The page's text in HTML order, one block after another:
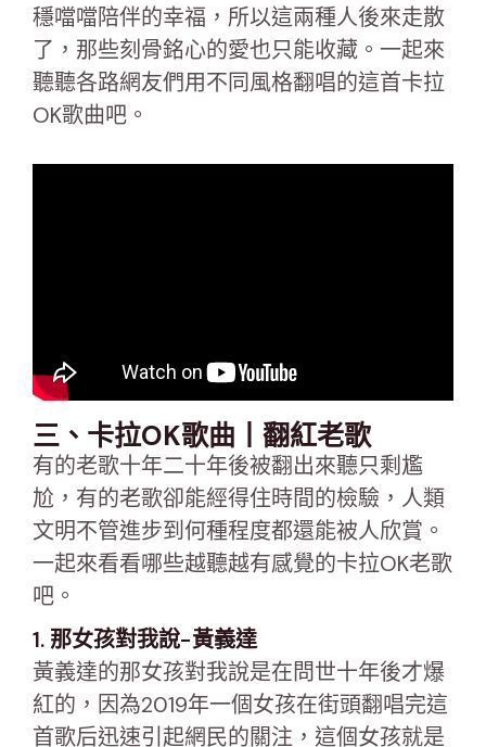
穩噹噹陪伴的幸福，所以這兩種人後來走散
了，那些刻骨銘心的愛也只能收藏。一起來
聽聽各路網友們用不同風格翻唱的這首卡拉
OK歌曲吧。
三、卡拉OK歌曲丨翻紅老歌
有的老歌十年二十年後被翻出來聽只剩尷
尬，有的老歌卻能經得住時間的檢驗，人類
文明不管進步到何種程度都還能被人欣賞。
一起來看看哪些越聽越有感覺的卡拉OK老歌
吧。
1. 那女孩對我說-黃義達
黃義達的那女孩對我說是在問世十年後才爆
紅的，因為2019年一個女孩在街頭翻唱完這
首歌后迅速引起網民的關注，這個女孩就是